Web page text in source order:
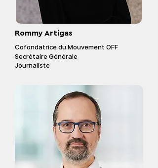
Rommy Artigas
Cofondatrice du Mouvement OFF
Secrétaire Générale
Journaliste